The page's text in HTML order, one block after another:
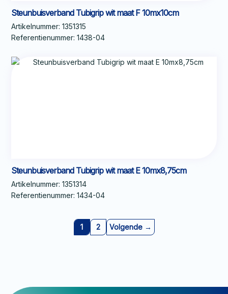
Steunbuisverband Tubigrip wit maat F 10mx10cm
Artikelnummer: 1351315
Referentienummer: 1438-04
Steunbuisverband Tubigrip wit maat E 10mx8,75cm
Artikelnummer: 1351314
Referentienummer: 1434-04
1 2 Volgende →